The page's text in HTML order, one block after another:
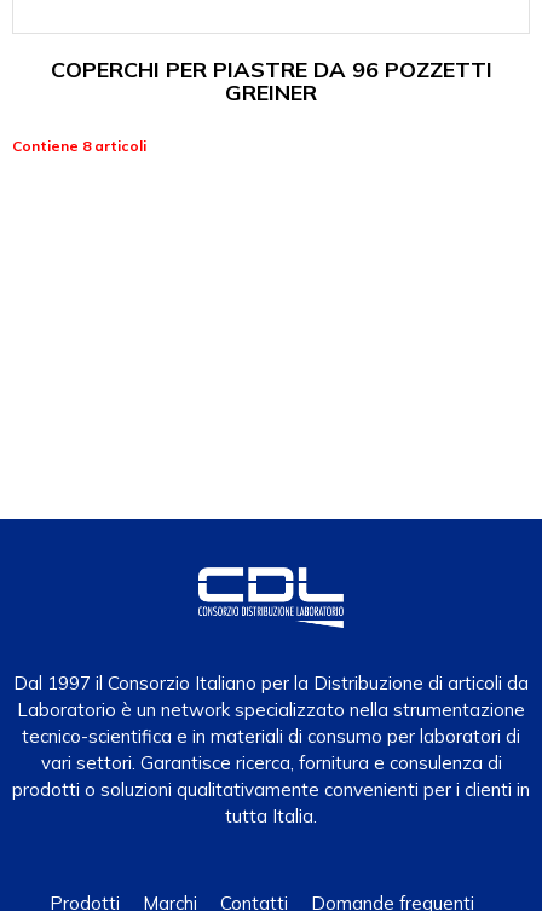
COPERCHI PER PIASTRE DA 96 POZZETTI
GREINER
Contiene 8 articoli
Dal 1997 il Consorzio Italiano per la Distribuzione di articoli da
Laboratorio è un network specializzato nella strumentazione
tecnico-scientifica e in materiali di consumo per laboratori di
vari settori. Garantisce ricerca, fornitura e consulenza di
prodotti o soluzioni qualitativamente convenienti per i clienti in
tutta Italia.
Prodotti Marchi Contatti Domande frequenti